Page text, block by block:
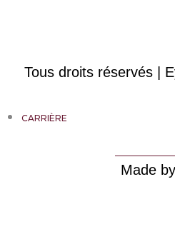
Tous droits réservés |
CARRIÈRE
Made